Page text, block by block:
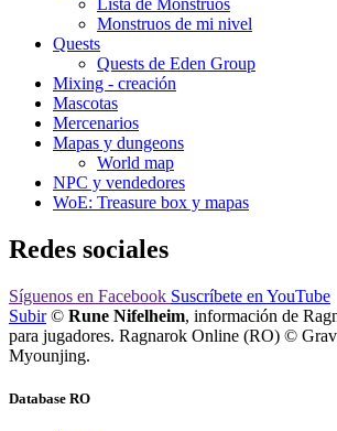
Lista de Monstruos
Monstruos de mi nivel
Quests
Quests de Eden Group
Mixing - creación
Mascotas
Mercenarios
Mapas y dungeons
World map
NPC y vendedores
WoE: Treasure box y mapas
Redes sociales
Síguenos en Facebook Suscríbete en YouTube
Subir© Rune Nifelheim, información de
para jugadores. Ragnarok Online (RO) ©
Myounjing.
Database RO